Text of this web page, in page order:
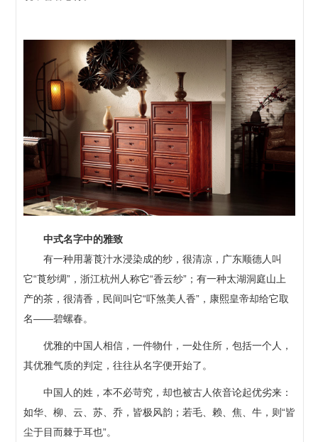
中式名字中的雅致
有一种用薯莨汁水浸染成的纱，很清凉，广东顺德人叫
它“莨纱绸”，浙江杭州人称它“香云纱”；有一种太湖洞庭山上
产的茶，很清香，民间叫它“吓煞美人香”，康熙皇帝却给它取
名——碧螺春。
优雅的中国人相信，一件物什，一处住所，包括一个人，
其优雅气质的判定，往往从名字便开始了。
中国人的姓，本不必苛究，却也被古人依音论起优劣来：
如华、柳、云、苏、乔，皆极风韵；若毛、赖、焦、牛，则“皆
尘于目而棘于耳也”。